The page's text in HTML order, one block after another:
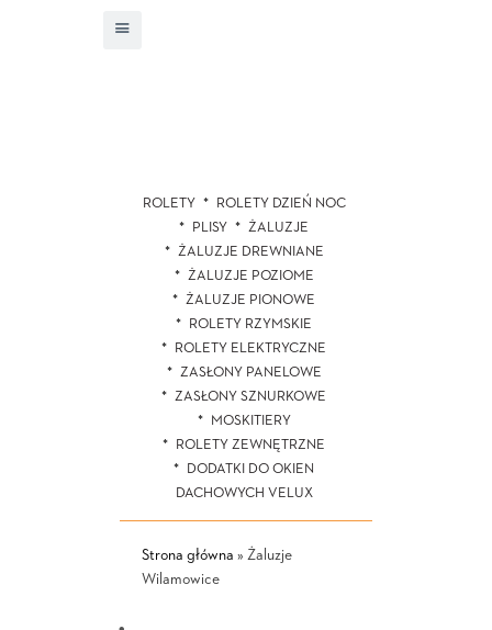
ROLETY
ROLETY DZIEŃ NOC
PLISY
ŻALUZJE
ŻALUZJE DREWNIANE
ŻALUZJE POZIOME
ŻALUZJE PIONOWE
ROLETY RZYMSKIE
ROLETY ELEKTRYCZNE
ZASŁONY PANELOWE
ZASŁONY SZNURKOWE
MOSKITIERY
ROLETY ZEWNĘTRZNE
DODATKI DO OKIEN
DACHOWYCH VELUX
Strona główna » Żaluzje
Wilamowice